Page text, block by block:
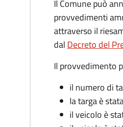
Il Comune può
provvedimenti
attraverso il
dal Decreto del
Il provvedimento
il numero di
la targa è
il veicolo è